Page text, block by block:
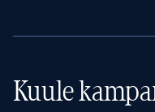
Kuule